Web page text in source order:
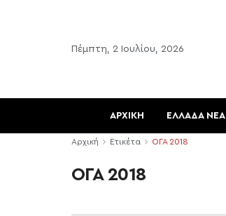
Πέμπτη, 2 Ιουλίου, 2026
ΑΡΧΙΚΗ ΕΛΛΑΔΑ ΝΕΑ
Αρχική Ετικέτα ΟΓΑ 2018
ΟΓΑ 2018